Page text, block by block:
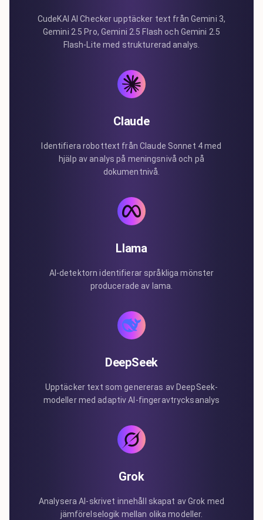
CudeKAI AI Checker upptäcker text från Gemini 3,
Gemini 2.5 Pro, Gemini 2.5 Flash och Gemini 2.5
Flash-Lite med strukturerad analys.
Claude
Identifiera robottext från Claude Sonnet 4 med
hjälp av analys på meningsnivå och på
dokumentnivå.
Llama
AI-detektorn identifierar språkliga mönster
producerade av lama.
DeepSeek
Upptäcker text som genereras av DeepSeek-
modeller med adaptiv AI-fingeravtrycksanalys
Grok
Analysera AI-skrivet innehåll skapat av Grok med
jämförelselogik mellan olika modeller.